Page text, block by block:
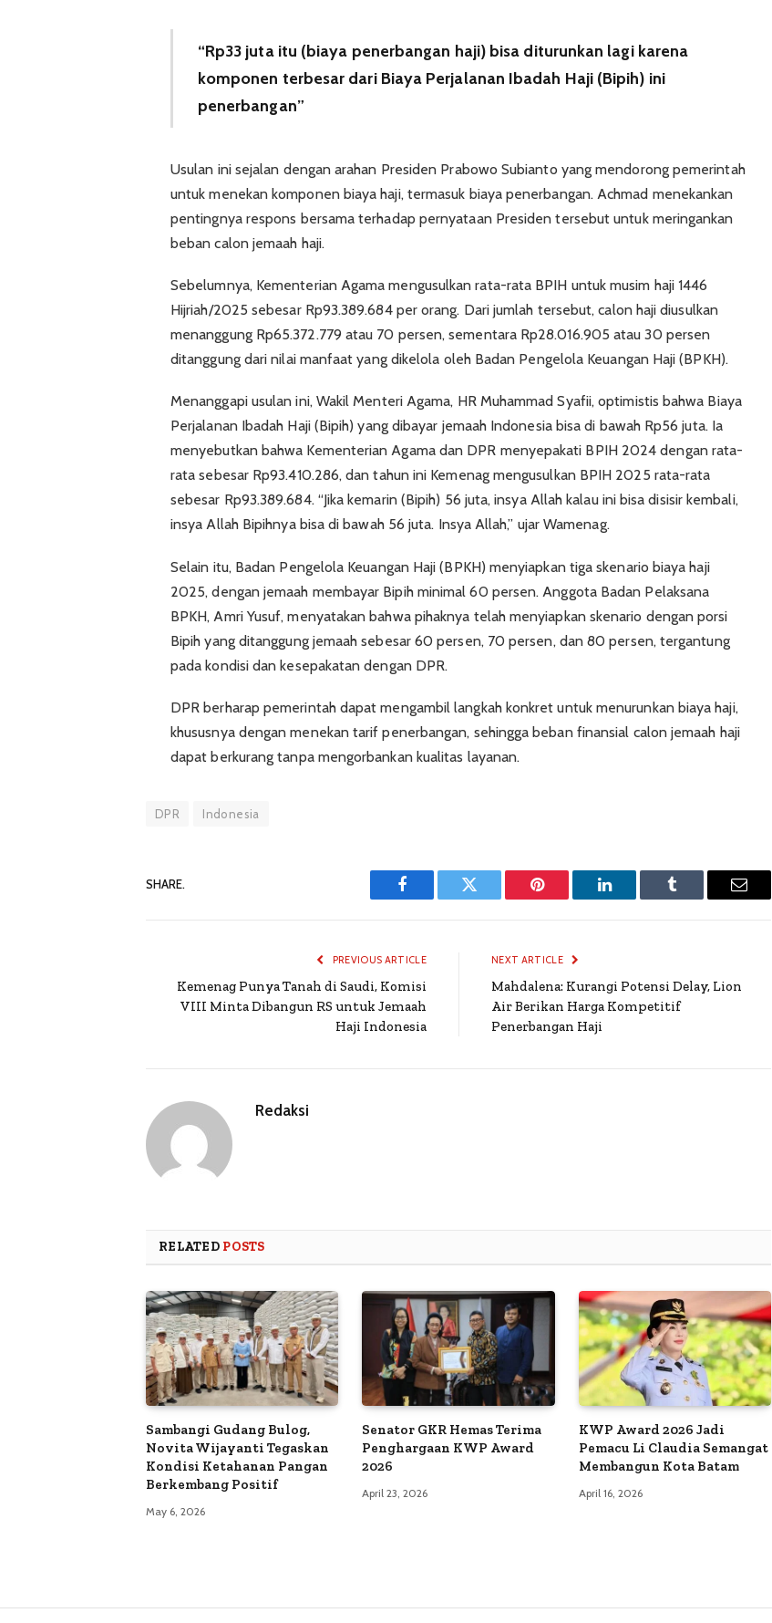
“Rp33 juta itu (biaya penerbangan haji) bisa diturunkan lagi karena
komponen terbesar dari Biaya Perjalanan Ibadah Haji (Bipih) ini
penerbangan”
Usulan ini sejalan dengan arahan Presiden Prabowo Subianto yang mendorong pemerintah
untuk menekan komponen biaya haji, termasuk biaya penerbangan. Achmad menekankan
pentingnya respons bersama terhadap pernyataan Presiden tersebut untuk meringankan
beban calon jemaah haji.
Sebelumnya, Kementerian Agama mengusulkan rata-rata BPIH untuk musim haji 1446
Hijriah/2025 sebesar Rp93.389.684 per orang. Dari jumlah tersebut, calon haji diusulkan
menanggung Rp65.372.779 atau 70 persen, sementara Rp28.016.905 atau 30 persen
ditanggung dari nilai manfaat yang dikelola oleh Badan Pengelola Keuangan Haji (BPKH).
Menanggapi usulan ini, Wakil Menteri Agama, HR Muhammad Syafii, optimistis bahwa Biaya
Perjalanan Ibadah Haji (Bipih) yang dibayar jemaah Indonesia bisa di bawah Rp56 juta. Ia
menyebutkan bahwa Kementerian Agama dan DPR menyepakati BPIH 2024 dengan rata-
rata sebesar Rp93.410.286, dan tahun ini Kemenag mengusulkan BPIH 2025 rata-rata
sebesar Rp93.389.684. “Jika kemarin (Bipih) 56 juta, insya Allah kalau ini bisa disisir kembali,
insya Allah Bipihnya bisa di bawah 56 juta. Insya Allah,” ujar Wamenag.
Selain itu, Badan Pengelola Keuangan Haji (BPKH) menyiapkan tiga skenario biaya haji
2025, dengan jemaah membayar Bipih minimal 60 persen. Anggota Badan Pelaksana
BPKH, Amri Yusuf, menyatakan bahwa pihaknya telah menyiapkan skenario dengan porsi
Bipih yang ditanggung jemaah sebesar 60 persen, 70 persen, dan 80 persen, tergantung
pada kondisi dan kesepakatan dengan DPR.
DPR berharap pemerintah dapat mengambil langkah konkret untuk menurunkan biaya haji,
khususnya dengan menekan tarif penerbangan, sehingga beban finansial calon jemaah haji
dapat berkurang tanpa mengorbankan kualitas layanan.
DPR Indonesia
SHARE.
Facebook Twitter Pinterest LinkedIn Tumblr Email
PREVIOUS ARTICLE
Kemenag Punya Tanah di Saudi, Komisi
VIII Minta Dibangun RS untuk Jemaah
Haji Indonesia
NEXT ARTICLE
Mahdalena: Kurangi Potensi Delay, Lion
Air Berikan Harga Kompetitif
Penerbangan Haji
Redaksi
RELATED POSTS
Sambangi Gudang Bulog,
Novita Wijayanti Tegaskan
Kondisi Ketahanan Pangan
Berkembang Positif
May 6, 2026
Senator GKR Hemas Terima
Penghargaan KWP Award
2026
April 23, 2026
KWP Award 2026 Jadi
Pemacu Li Claudia Semangat
Membangun Kota Batam
April 16, 2026